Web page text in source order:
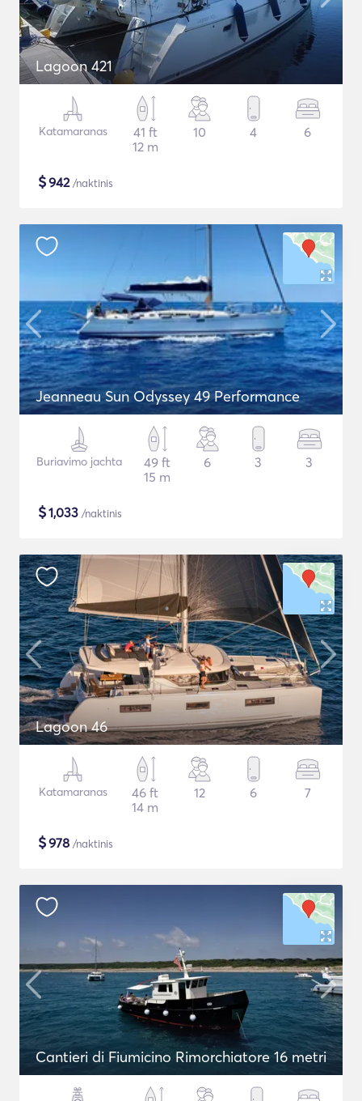
Lagoon 421
Katamaranas
41 ft
12 m
10 4 6
$942/naktinis
Jeanneau Sun Odyssey 49 Performance
Buriavimo jachta
49 ft
15 m
6 3 3
$1,033 /naktinis
Lagoon 46
Katamaranas
46 ft
14 m
12 6 7
$978 /naktinis
Cantieri di Fiumicino Rimorchiatore 16 metri